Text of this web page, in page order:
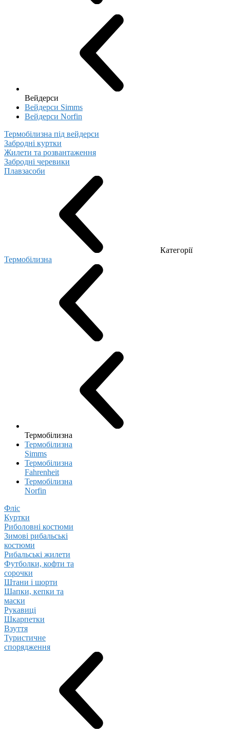
Вейдерси
Вейдерси Simms
Вейдерси Norfin
Термобілизна під вейдерси
Забродні куртки
Жилети та розвантаження
Забродні черевики
Плавзасоби
Категорії
Термобілизна
Термобілизна
Термобілизна
Simms
Термобілизна
Fahrenheit
Термобілизна
Norfin
Фліс
Куртки
Риболовні костюми
Зимові рибальські
костюми
Рибальські жилети
Футболки, кофти та
сорочки
Штани і шорти
Шапки, кепки та
маски
Рукавиці
Шкарпетки
Взуття
Туристичне
спорядження